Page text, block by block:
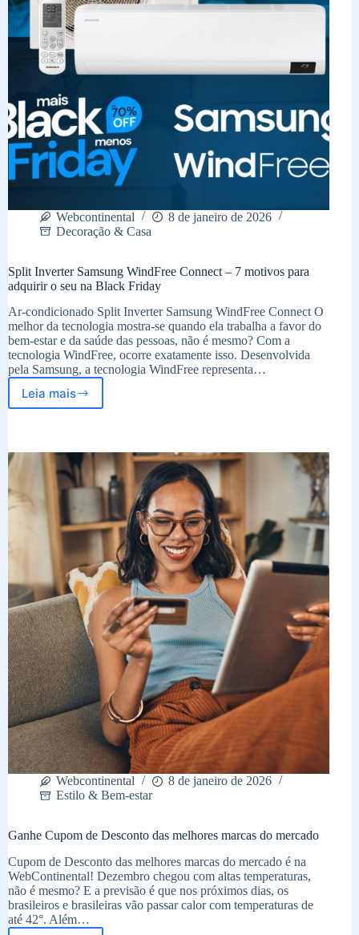
Webcontinental
8 de janeiro de 2026
Decoração & Casa
Split Inverter Samsung WindFree Connect – 7 motivos para
adquirir o seu na Black Friday
Ar-condicionado Split Inverter Samsung WindFree Connect O
melhor da tecnologia mostra-se quando ela trabalha a favor do
bem-estar e da saúde das pessoas, não é mesmo? Com a
tecnologia WindFree, ocorre exatamente isso. Desenvolvida
pela Samsung, a tecnologia WindFree representa…
Leia mais
Split
Connect
–
7
motivos
para
adquirir
seu
na
Black
Friday
Webcontinental
8 de janeiro de 2026
Estilo & Bem-estar
Ganhe Cupom de Desconto das melhores marcas do mercado
Cupom de Desconto das melhores marcas do mercado é na
WebContinental! Dezembro chegou com altas temperaturas,
não é mesmo? E a previsão é que nos próximos dias, os
brasileiros e brasileiras vão passar calor com temperaturas de
até 42°. Além…